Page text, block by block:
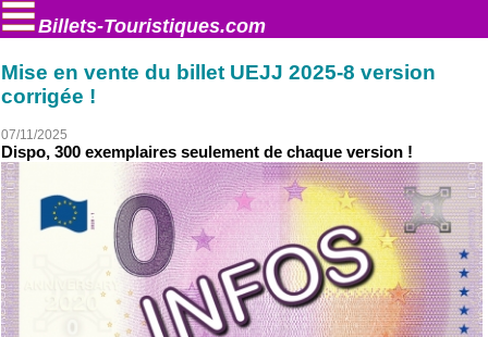
Billets-Touristiques.com
Mise en vente du billet UEJJ 2025-8 version
corrigée !
07/11/2025
Dispo, 300 exemplaires seulement de chaque version !